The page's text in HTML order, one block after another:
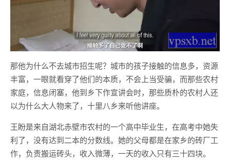
那他为什么不去城市招生呢？城市的孩子接触的信息多，资源
丰富，一眼就看穿了他们的本质，不会上当受骗，而那些农村
家庭，信息闭塞，他到乡下作宣讲会时，那些质朴的农村人还
以为什么大人物来了，十里八乡来听他讲座。
王盼是来自湖北赤壁市农村的一个高中毕业生，在高考中她失
利了，没有达到二本的分数线。她的父母都是在家乡的砖厂工
作，负责搬运砖头，收入微薄，一天的收入只有三十四块。